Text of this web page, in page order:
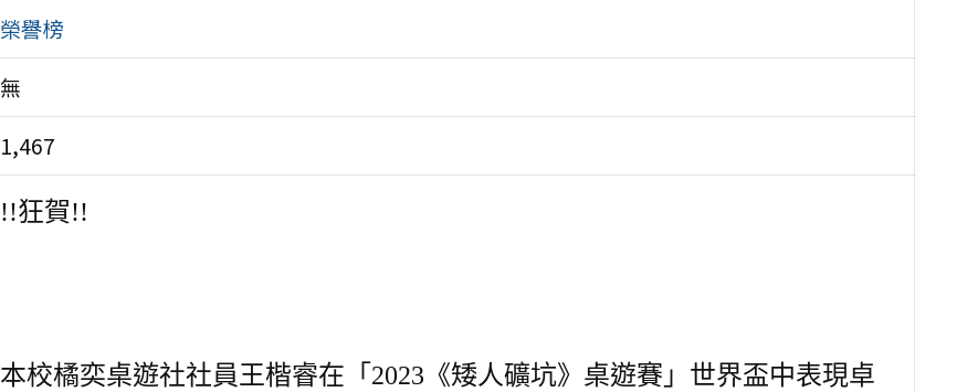
榮譽榜
無
1,467
!!狂賀!!
本校橘奕桌遊社社員王楷睿在「2023《矮人礦坑》桌遊賽」世界盃中表現卓